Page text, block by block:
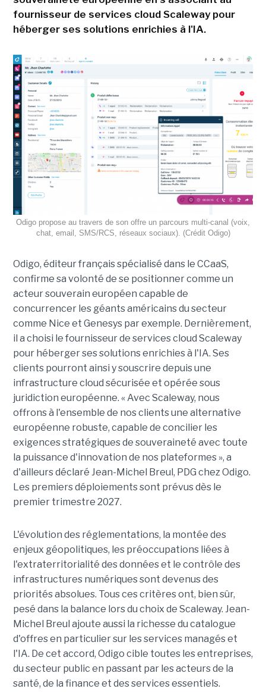
fournisseur de services cloud Scaleway pour
héberger ses solutions enrichies à l'IA.
Odigo propose au travers de son offre un parcours multi-canal (voix,
chat, email, SMS/RCS, réseaux sociaux). (Crédit Odigo)
Odigo, éditeur français spécialisé dans le CCaaS,
confirme sa volonté de se positionner comme un
acteur souverain européen capable de
concurrencer les géants américains du secteur
comme Nice et Genesys par exemple. Dernièrement,
il a choisi le fournisseur de services cloud Scaleway
pour héberger ses solutions enrichies à l'IA. Ses
clients pourront ainsi y souscrire depuis une
infrastructure cloud sécurisée et opérée sous
juridiction européenne. « Avec Scaleway, nous
offrons à l'ensemble de nos clients une alternative
européenne robuste, capable de concilier les
exigences stratégiques de souveraineté avec toute
la puissance d'innovation de nos plateformes », a
d'ailleurs déclaré Jean-Michel Breul, PDG chez Odigo.
Les premiers déploiements sont prévus dès le
premier trimestre 2027.
L'évolution des réglementations, la montée des
enjeux géopolitiques, les préoccupations liées à
l'extraterritorialité des données et le contrôle des
infrastructures numériques sont devenus des
priorités absolues. Tous ces critères ont, bien sûr,
pesé dans la balance lors du choix de Scaleway. Jean-
Michel Breul ajoute aussi la richesse du catalogue
d'offres en particulier sur les services managés et
l'IA. De cet accord, Odigo cible toutes les entreprises,
du secteur public en passant par les acteurs de la
santé, de la finance et des services essentiels.